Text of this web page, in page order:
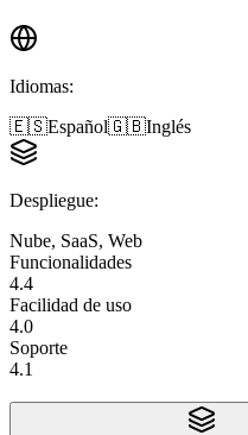
Idiomas:
🇪🇸Español🇬🇧Inglés
Despliegue:
Nube, SaaS, Web
Funcionalidades
4.4
Facilidad de uso
4.0
Soporte
4.1